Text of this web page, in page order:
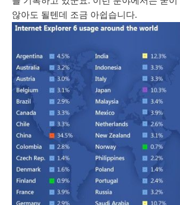
않아도 될텐데 조금 아쉽습니다.